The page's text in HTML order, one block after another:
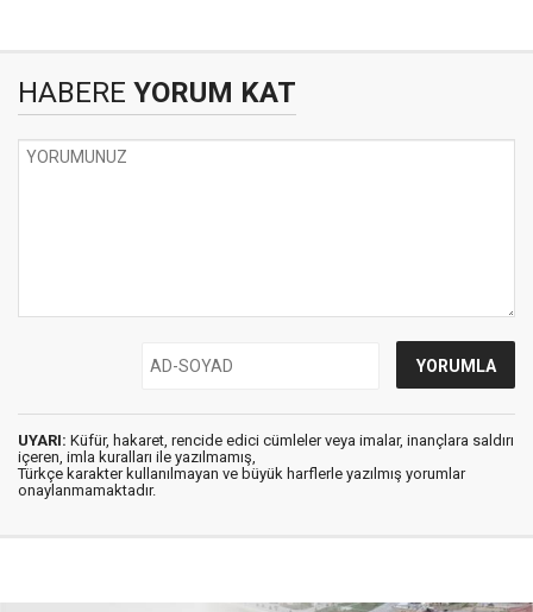
HABERE YORUM KAT
UYARI: Küfür, hakaret, rencide edici cümleler veya imalar, inançlara saldırı
içeren, imla kuralları ile yazılmamış,
Türkçe karakter kullanılmayan ve büyük harflerle yazılmış yorumlar
onaylanmamaktadır.